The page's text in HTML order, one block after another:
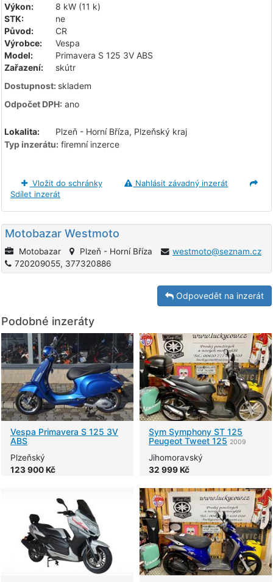
Výkon:
8 kW (11 k)
STK:
ne
Původ:
CR
Výrobce:
Vespa
Model:
Primavera S 125 3V ABS
Zařazení:
skútr
Dostupnost: skladem
Odpočet DPH: ano
Lokalita:
Plzeň - Horní Bříza, Plzeňský kraj
Typ inzerátu: firemní inzerce
Vložit do schránky
Nahlásit závadný inzerát
Sdílet inzerát
Motobazar Westmoto
Motobazar Plzeň - Horní Bříza
westmoto@seznam.cz
720209055, 377320886
Odpovedět na inzerát
Podobné inzeráty
Vespa Primavera S 125 3V
ABS
Plzeňský
123 900 Kč
Sym Symphony ST 125
Peugeot Tweet 125 2009
Jihomoravský
32 999 Kč